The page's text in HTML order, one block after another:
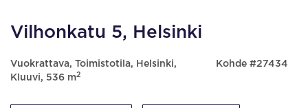
Vilhonkatu 5, Helsinki
Vuokrattava, Toimistotila, Helsinki,
Kluuvi, 536 m2
Kohde #27434